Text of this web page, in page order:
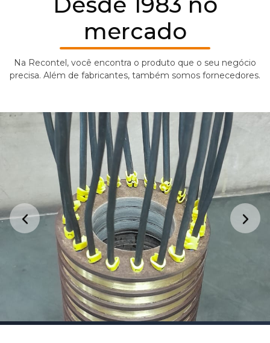
mercado
Na Recontel, você encontra o produto que o seu negócio
precisa. Além de fabricantes, também somos fornecedores.